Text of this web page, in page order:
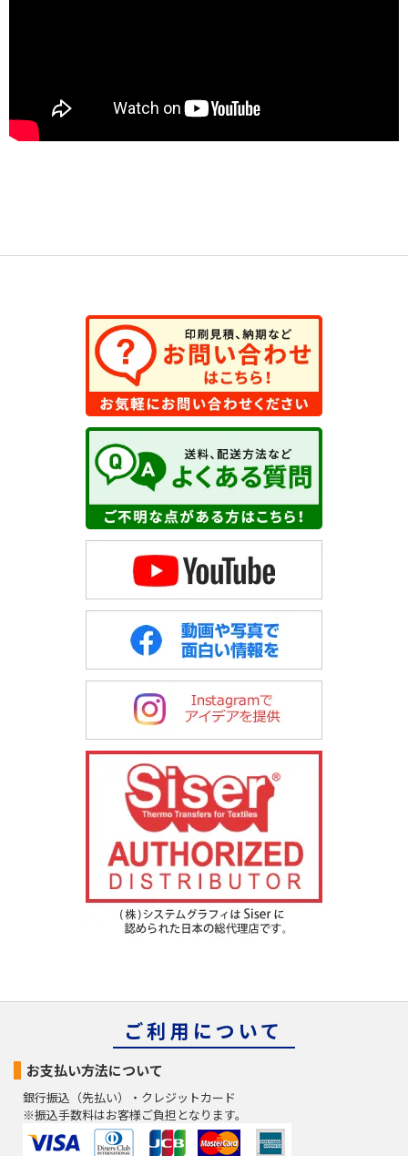
ご利用について
お支払い方法について
銀行振込（先払い）・クレジットカード
※振込手数料はお客様ご負担となります。